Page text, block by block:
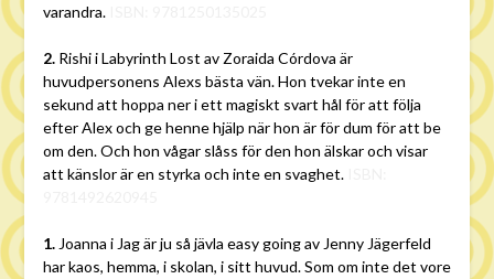
varandra.ISBN: 9781250135025
2.Rishi i Labyrinth Lost av Zoraida Córdova är
huvudpersonens Alexs bästa vän. Hon tvekar inte en
sekund att hoppa ner i ett magiskt svart hål för att följa
efter Alex och ge henne hjälp när hon är för dum för att be
om den. Och hon vågar slåss för den hon älskar och visar
att känslor är en styrka och inte en svaghet.
1. Joanna i Jag är ju så jävla easy going av Jenny Jägerfeld
har kaos, hemma, i skolan, i sitt huvud. Som om inte det vore